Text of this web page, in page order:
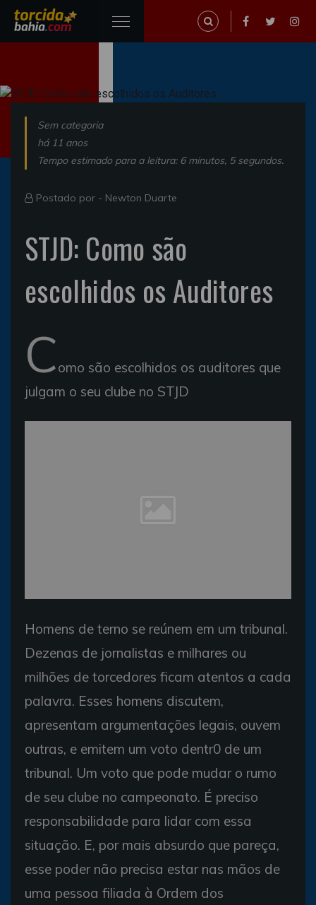
Sem categoria
há 11 anos
Tempo estimado para a leitura: 6 minutos, 5 segundos.
Postado por - Newton Duarte
STJD: Como são
escolhidos os Auditores
Como são escolhidos os auditores que
julgam o seu clube no STJD
Homens de terno se reúnem em um tribunal.
Dezenas de jornalistas e milhares ou
milhões de torcedores ficam atentos a cada
palavra. Esses homens discutem,
apresentam argumentações legais, ouvem
outras, e emitem um voto dentr0 de um
tribunal. Um voto que pode mudar o rumo
de seu clube no campeonato. É preciso
responsabilidade para lidar com essa
situação. E, por mais absurdo que pareça,
esse poder não precisa estar nas mãos de
uma pessoa filiada à Ordem dos